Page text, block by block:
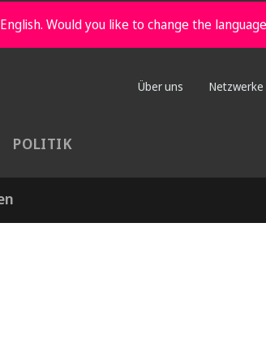
Would you like to change the
Über uns Netzwerke
POLITIK